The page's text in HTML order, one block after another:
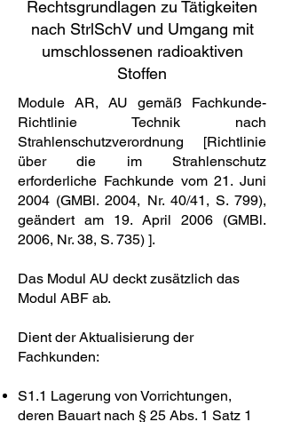
Rechtsgrundlagen zu Tätigkeiten
nach StrlSchV und Umgang mit
umschlossenen radioaktiven
Stoffen
Module AR, AU gemäß Fachkunde-
Richtlinie Technik nach
Strahlenschutzverordnung [Richtlinie
über die im Strahlenschutz
erforderliche Fachkunde vom 21. Juni
2004 (GMBl. 2004, Nr. 40/41, S. 799),
geändert am 19. April 2006 (GMBl.
2006, Nr. 38, S. 735) ].
Das Modul AU deckt zusätzlich das
Modul ABF ab.
Dient der Aktualisierung der
Fachkunden:
S1.1 Lagerung von Vorrichtungen,
deren Bauart nach § 25 Abs. 1 Satz 1